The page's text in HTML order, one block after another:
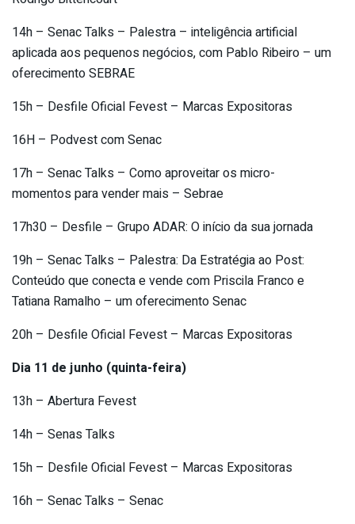
14h – Senac Talks – Palestra – inteligência artificial
aplicada aos pequenos negócios, com Pablo Ribeiro – um
oferecimento SEBRAE
15h – Desfile Oficial Fevest – Marcas Expositoras
16H – Podvest com Senac
17h – Senac Talks – Como aproveitar os micro-
momentos para vender mais – Sebrae
17h30 – Desfile – Grupo ADAR: O início da sua jornada
19h – Senac Talks – Palestra: Da Estratégia ao Post:
Conteúdo que conecta e vende com Priscila Franco e
Tatiana Ramalho – um oferecimento Senac
20h – Desfile Oficial Fevest – Marcas Expositoras
Dia 11 de junho (quinta-feira)
13h – Abertura Fevest
14h – Senas Talks
15h – Desfile Oficial Fevest – Marcas Expositoras
16h – Senac Talks – Senac